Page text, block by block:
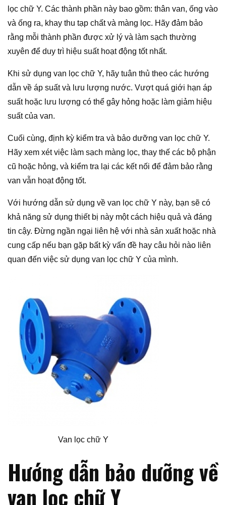
lọc chữ Y. Các thành phần này bao gồm: thân van, ống vào
và ống ra, khay thu tạp chất và màng lọc. Hãy đảm bảo
rằng mỗi thành phần được xử lý và làm sạch thường
xuyên để duy trì hiệu suất hoạt động tốt nhất.
Khi sử dụng van lọc chữ Y, hãy tuân thủ theo các hướng
dẫn về áp suất và lưu lượng nước. Vượt quá giới hạn áp
suất hoặc lưu lượng có thể gây hỏng hoặc làm giảm hiệu
suất của van.
Cuối cùng, định kỳ kiểm tra và bảo dưỡng van lọc chữ Y.
Hãy xem xét việc làm sạch màng lọc, thay thế các bộ phận
cũ hoặc hỏng, và kiểm tra lại các kết nối để đảm bảo rằng
van vẫn hoạt động tốt.
Với hướng dẫn sử dụng về van lọc chữ Y này, bạn sẽ có
khả năng sử dụng thiết bị này một cách hiệu quả và đáng
tin cậy. Đừng ngần ngại liên hệ với nhà sản xuất hoặc nhà
cung cấp nếu bạn gặp bất kỳ vấn đề hay câu hỏi nào liên
quan đến việc sử dụng van lọc chữ Y của mình.
Van lọc chữ Y
Hướng dẫn bảo dưỡng về
van lọc chữ Y